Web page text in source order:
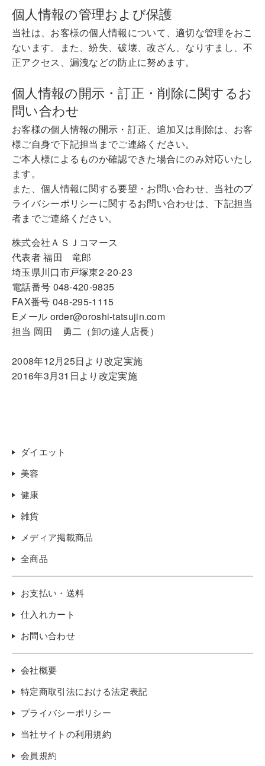
個人情報の管理および保護
当社は、お客様の個人情報について、適切な管理をおこ
ないます。また、紛失、破壊、改ざん、なりすまし、不
正アクセス、漏洩などの防止に努めます。
個人情報の開示・訂正・削除に関するお
問い合わせ
お客様の個人情報の開示・訂正、追加又は削除は、お客
様ご自身で下記担当までご連絡ください。
ご本人様によるものか確認できた場合にのみ対応いたし
ます。
また、個人情報に関する要望・お問い合わせ、当社のプ
ライバシーポリシーに関するお問い合わせは、下記担当
者までご連絡ください。
株式会社ＡＳＪコマース
代表者 福田 竜郎
埼玉県川口市戸塚東2-20-23
電話番号 048-420-9835
FAX番号 048-295-1115
Eメール order@oroshi-tatsujin.com
担当 岡田 勇二（卸の達人店長）
2008年12月25日より改定実施
2016年3月31日より改定実施
ダイエット
美容
健康
雑貨
メディア掲載商品
全商品
お支払い・送料
仕入れカート
お問い合わせ
会社概要
特定商取引法における法定表記
プライバシーポリシー
当社サイトの利用規約
会員規約